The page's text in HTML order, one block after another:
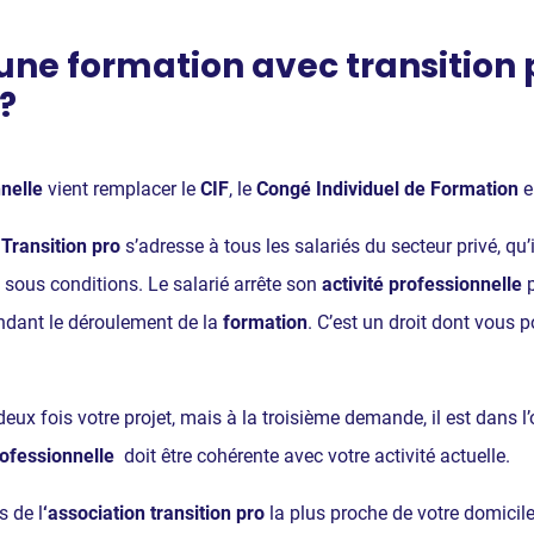
formation avec transition
vient remplacer le CIF, le Congé Individuel de Formation
Transition pro s’adresse à tous les salariés du secteur privé,
conditions. Le salarié arrête son activité professionnelle
le déroulement de la formation. C’est un droit dont vous
fois votre projet, mais à la troisième demande, il est dans
doit être cohérente avec votre activité actuelle.
de l‘association transition pro la plus proche de votre